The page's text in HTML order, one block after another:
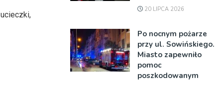
20 LIPCA 2026
Po nocnym pożarze
przy ul. Sowińskiego.
Miasto zapewniło
pomoc
poszkodowanym